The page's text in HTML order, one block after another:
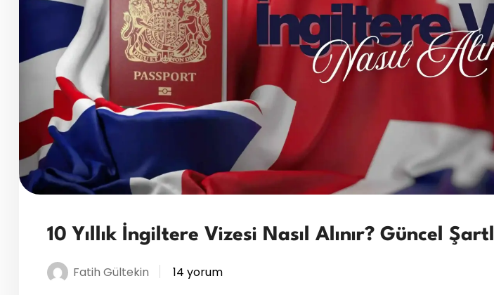
10 Yıllık İngiltere Vizesi Nasıl Alınır? Güncel
Fatih Gültekin 14 yorum